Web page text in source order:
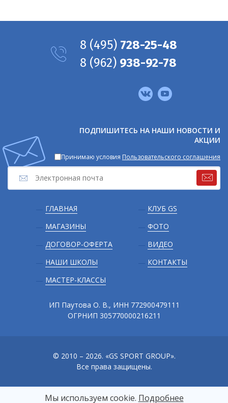
Подвал
ГЛАВНАЯ
МАГАЗИНЫ
ДОГОВОР-ОФЕРТА
НАШИ ШКОЛЫ
МАСТЕР-КЛАССЫ
КЛУБ GS
ФОТО
ВИДЕО
КОНТАКТЫ
ПОДПИШИТЕСЬ НА НАШИ НОВОСТИ И
АКЦИИ
Принимаю условия Пользовательского соглашения
8 (495) 728-25-48
8 (962) 938-92-78
ИП Паутова О. В., ИНН 772900479111
ОГРНИП 305770000216211
© 2010 – 2026. «GS SPORT GROUP».
Все права защищены.
Сайт разработалиМы используем сооkіе. Подробнее